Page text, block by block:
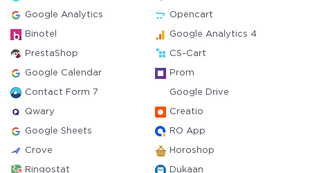
Google Analytics Opencart
Binotel Google Analytics 4
PrestaShop CS-Cart
Google Calendar Prom
Contact Form 7 Google Drive
Qwary Creatio
Google Sheets RO App
Crove Horoshop
Ringostat Dukaan